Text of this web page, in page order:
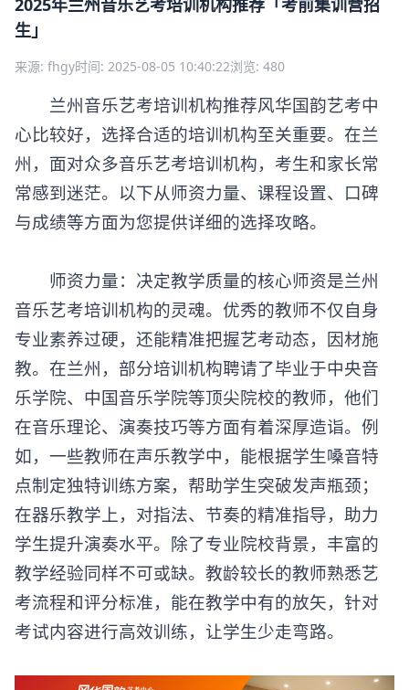
2025年兰州音乐艺考培训机构推荐「考前集训营招
生」
来源: fhgy 时间: 2025-08-05 10:40:22 浏览: 480
兰州音乐艺考培训机构推荐风华国韵艺考中
心比较好，选择合适的培训机构至关重要。在兰
州，面对众多音乐艺考培训机构，考生和家长常
常感到迷茫。以下从师资力量、课程设置、口碑
与成绩等方面为您提供详细的选择攻略。
师资力量：决定教学质量的核心师资是兰州
音乐艺考培训机构的灵魂。优秀的教师不仅自身
专业素养过硬，还能精准把握艺考动态，因材施
教。在兰州，部分培训机构聘请了毕业于中央音
乐学院、中国音乐学院等顶尖院校的教师，他们
在音乐理论、演奏技巧等方面有着深厚造诣。例
如，一些教师在声乐教学中，能根据学生嗓音特
点制定独特训练方案，帮助学生突破发声瓶颈；
在器乐教学上，对指法、节奏的精准指导，助力
学生提升演奏水平。除了专业院校背景，丰富的
教学经验同样不可或缺。教龄较长的教师熟悉艺
考流程和评分标准，能在教学中有的放矢，针对
考试内容进行高效训练，让学生少走弯路。